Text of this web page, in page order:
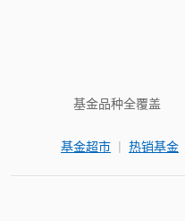
基金品种全覆盖
基金超市 | 热销基金